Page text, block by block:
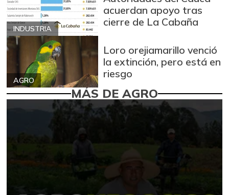
INDUSTRIA
acuerdan apoyo tras
cierre de La Cabaña
AGRO
Loro orejiamarillo venció
la extinción, pero está en
riesgo
MÁS DE AGRO